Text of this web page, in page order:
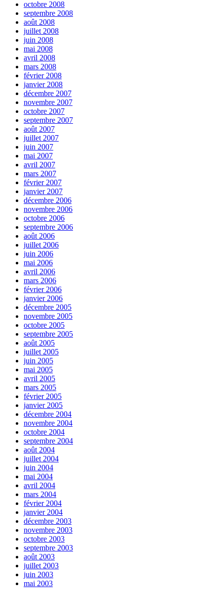
octobre 2008
septembre 2008
août 2008
juillet 2008
juin 2008
mai 2008
avril 2008
mars 2008
février 2008
janvier 2008
décembre 2007
novembre 2007
octobre 2007
septembre 2007
août 2007
juillet 2007
juin 2007
mai 2007
avril 2007
mars 2007
février 2007
janvier 2007
décembre 2006
novembre 2006
octobre 2006
septembre 2006
août 2006
juillet 2006
juin 2006
mai 2006
avril 2006
mars 2006
février 2006
janvier 2006
décembre 2005
novembre 2005
octobre 2005
septembre 2005
août 2005
juillet 2005
juin 2005
mai 2005
avril 2005
mars 2005
février 2005
janvier 2005
décembre 2004
novembre 2004
octobre 2004
septembre 2004
août 2004
juillet 2004
juin 2004
mai 2004
avril 2004
mars 2004
février 2004
janvier 2004
décembre 2003
novembre 2003
octobre 2003
septembre 2003
août 2003
juillet 2003
juin 2003
mai 2003